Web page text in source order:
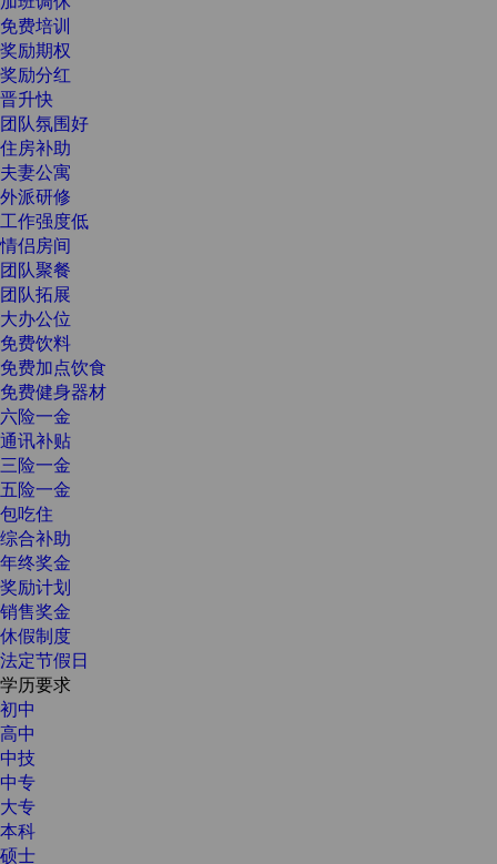
免费培训
奖励期权
奖励分红
晋升快
团队氛围好
住房补助
夫妻公寓
外派研修
工作强度低
情侣房间
团队聚餐
团队拓展
大办公位
免费饮料
免费加点饮食
免费健身器材
六险一金
通讯补贴
三险一金
五险一金
包吃住
综合补助
年终奖金
奖励计划
销售奖金
休假制度
法定节假日
学历要求
初中
高中
中技
中专
大专
本科
硕士